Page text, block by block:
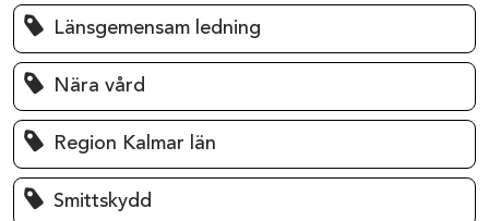
Länsgemensam ledning
Nära vård
Region Kalmar län
Smittskydd